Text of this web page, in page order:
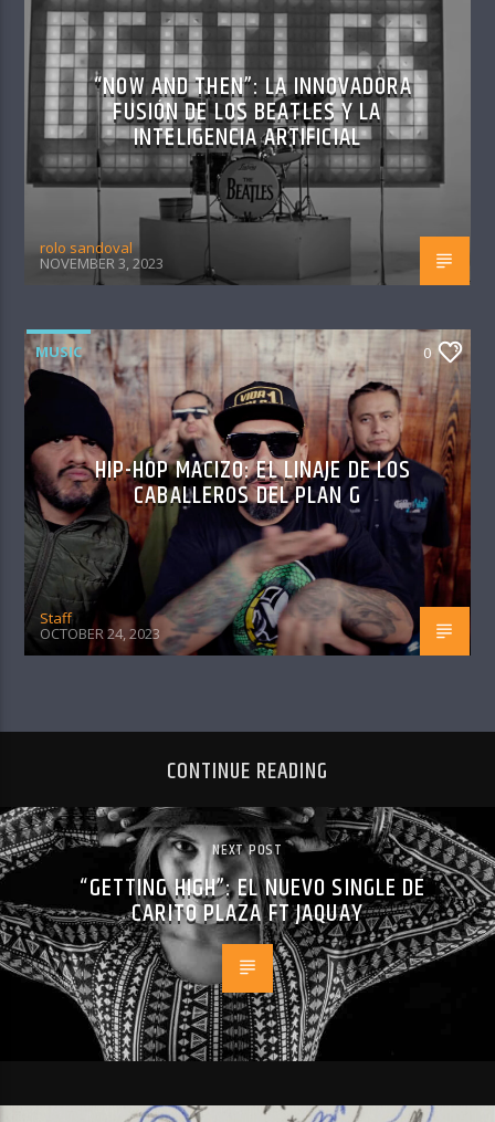
“NOW AND THEN”: LA INNOVADORA
FUSIÓN DE LOS BEATLES Y LA
INTELIGENCIA ARTIFICIAL
rolo sandoval
NOVEMBER 3, 2023
MUSIC 0
HIP-HOP MACIZO: EL LINAJE DE LOS
CABALLEROS DEL PLAN G
Staff
OCTOBER 24, 2023
CONTINUE READING
NEXT POST
“GETTING HIGH”: EL NUEVO SINGLE DE
CARITO PLAZA FT JAQUAY